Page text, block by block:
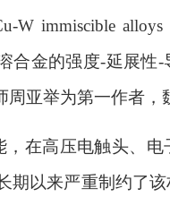
W immiscible
合金的强度-延展性-
周亚举为第一作者 ，
在高压电触头、
期以来严重制约了